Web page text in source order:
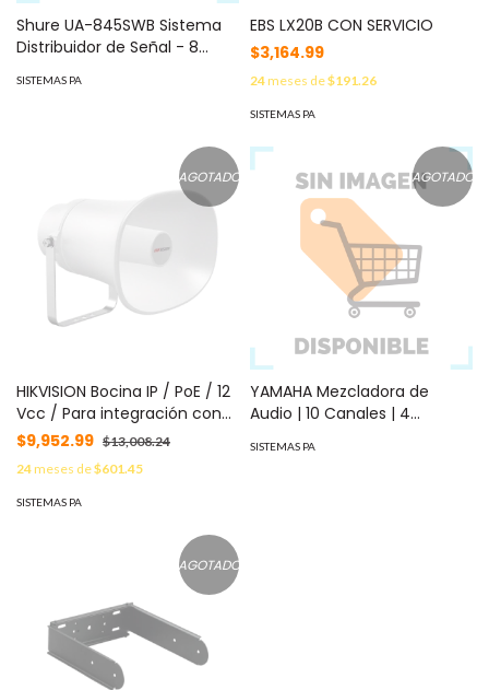
Shure UA-845SWB Sistema
Distribuidor de Señal - 8
Señal, Compatible con
SISTEMAS PA
EBS LX20B CON SERVICIO
$3,164.99
24meses de$191.26
SISTEMAS PA
AGOTADO
HIKVISION Bocina IP / PoE / 12
Vcc / Para integración con
Hik-Central / Reproducción
de Audio vía Red MOD: DS-
PA0103-A
$9,952.99 $13,008.24
24meses de$601.45
SISTEMAS PA
AGOTADO
YAMAHA Mezcladora de
Audio | 10 Canales | 4
Entradas de Línea | Efectos
SISTEMAS PA
AGOTADO